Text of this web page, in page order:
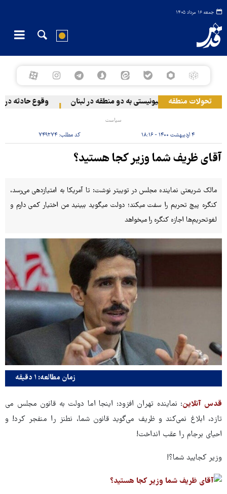
جمعه ۱۶ مرداد ۱۴۰۵
تحولات منطقه
حمله رژیم صهیونیستی به دو منطقه در لبنان وقوع حادثه
سیاست
۴ اردیبهشت ۱۴۰۰ - ۱۸:۱۶ کد مطلب:۷۴۹۲۷۴
آقای ظریف شما وزیر کجا هستید؟
مالک شریعتی نماینده مجلس در توییتر نوشت: ‏تا آمریکا به امتیازدهی می‌رسد،
کنگره پیچ تحریم را سفت میکند؛ دولت میگوید ببینید من اختیار کمی دارم و
زمان مطالعه: ۱ دقیقه
قدس آنلاین: نماینده تهران افزود: اینجا اما دولت به قانون مجلس می
تازد، ابلاغ نمی‌کند و ظریف می‌گوید قانون شما، نطنز را منفجر کرد! و
احیای برجام را عقب انداخت!
وزیر کجایید شما؟!